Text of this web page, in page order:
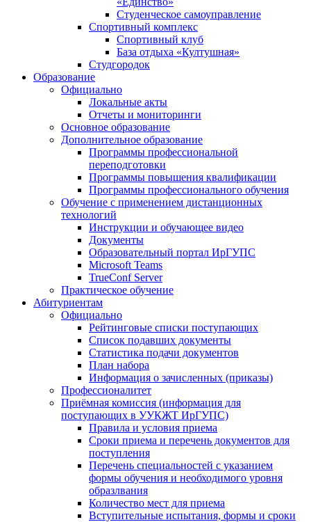
Студенческое самоуправление
Спортивный комплекс
Спортивный клуб
База отдыха «Култушная»
Студгородок
Образование
Официально
Локальные акты
Отчеты и мониторинги
Основное образование
Дополнительное образование
Программы профессиональной
переподготовки
Программы повышения квалификации
Программы профессионального обучения
Обучение с применением дистанционных
технологий
Инструкции и обучающее видео
Документы
Образовательный портал ИрГУПС
Microsoft Teams
TrueConf Server
Практическое обучение
Абитуриентам
Официально
Рейтинговые списки поступающих
Список подавших документы
Статистика подачи документов
План набора
Информация о зачисленных (приказы)
Профессионалитет
Приёмная комиссия (информация для
поступающих в УУКЖТ ИрГУПС)
Правила и условия приема
Сроки приема и перечень документов для
поступления
Перечень специальностей с указанием
формы обучения и необходимого уровня
образлвания
Количество мест для приема
Вступительные испытания, формы и сроки